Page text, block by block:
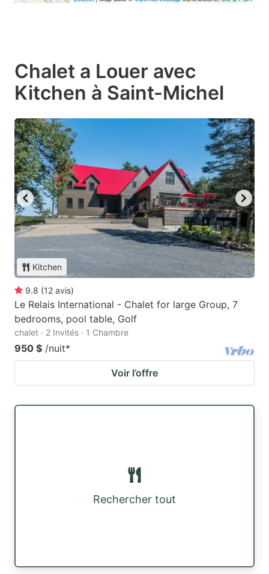
Chalet a Louer avec
Kitchen à Saint-Michel
Kitchen
9.8 (12 avis)
Le Relais International - Chalet for large Group, 7
bedrooms, pool table, Golf
chalet · 2 Invités · 1 Chambre
950 $ /nuit*
Voir l’offre
Rechercher tout